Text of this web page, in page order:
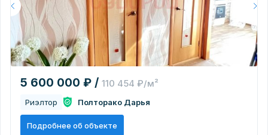
5 600 000 ₽ / 110 454 ₽/м²
Риэлтор Полторако Дарья
Подробнее об объекте